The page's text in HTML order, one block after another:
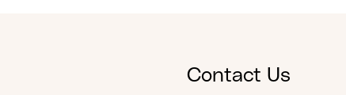
Contact Us